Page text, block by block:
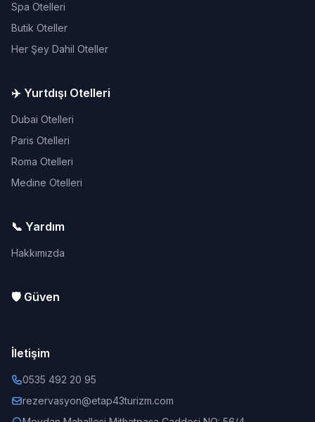
Spa Otelleri
Butik Oteller
Her Şey Dahil Oteller
✈️ Yurtdışı Otelleri
Dubai Otelleri
Paris Otelleri
Roma Otelleri
Medine Otelleri
📞 Yardım
Hakkımızda
🛡️ Güven
İletişim
0535 492 20 95
rezervasyon@etap43turizm.com